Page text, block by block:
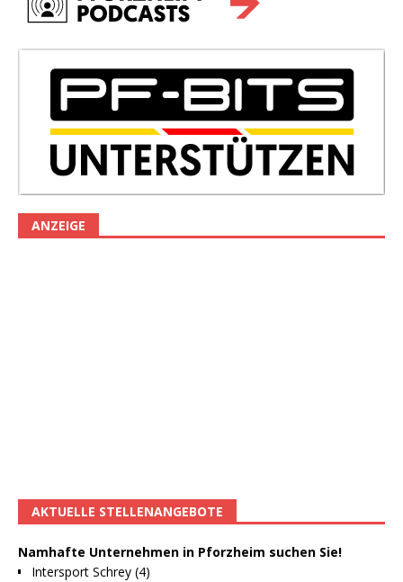
ANZEIGE
AKTUELLE STELLENANGEBOTE
Namhafte Unternehmen in Pforzheim suchen Sie!
Intersport Schrey (4)